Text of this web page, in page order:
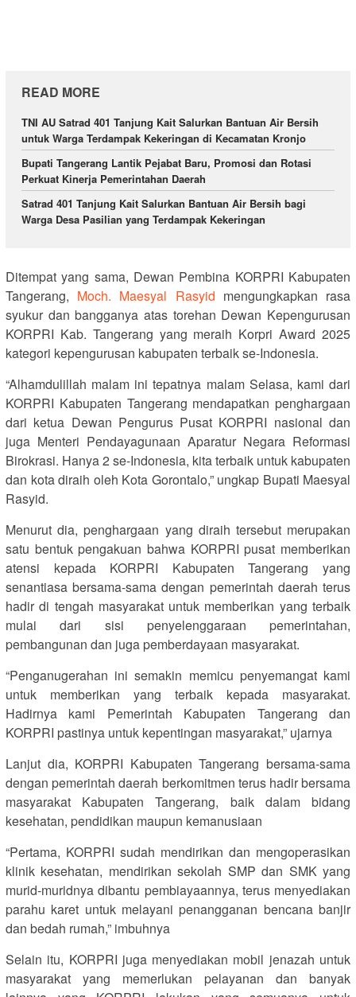
READ MORE
TNI AU Satrad 401 Tanjung Kait Salurkan Bantuan Air Bersih
untuk Warga Terdampak Kekeringan di Kecamatan Kronjo
Bupati Tangerang Lantik Pejabat Baru, Promosi dan Rotasi
Perkuat Kinerja Pemerintahan Daerah
Satrad 401 Tanjung Kait Salurkan Bantuan Air Bersih bagi
Warga Desa Pasilian yang Terdampak Kekeringan
Ditempat yang sama, Dewan Pembina KORPRI Kabupaten
Tangerang, Moch. Maesyal Rasyid mengungkapkan rasa
syukur dan bangganya atas torehan Dewan Kepengurusan
KORPRI Kab. Tangerang yang meraih Korpri Award 2025
kategori kepengurusan kabupaten terbaik se-Indonesia.
“Alhamdulillah malam ini tepatnya malam Selasa, kami dari
KORPRI Kabupaten Tangerang mendapatkan penghargaan
dari ketua Dewan Pengurus Pusat KORPRI nasional dan
juga Menteri Pendayagunaan Aparatur Negara Reformasi
Birokrasi. Hanya 2 se-Indonesia, kita terbaik untuk kabupaten
dan kota diraih oleh Kota Gorontalo,” ungkap Bupati Maesyal
Rasyid.
Menurut dia, penghargaan yang diraih tersebut merupakan
satu bentuk pengakuan bahwa KORPRI pusat memberikan
atensi kepada KORPRI Kabupaten Tangerang yang
senantiasa bersama-sama dengan pemerintah daerah terus
hadir di tengah masyarakat untuk memberikan yang terbaik
mulai dari sisi penyelenggaraan pemerintahan,
pembangunan dan juga pemberdayaan masyarakat.
“Penganugerahan ini semakin memicu penyemangat kami
untuk memberikan yang terbaik kepada masyarakat.
Hadirnya kami Pemerintah Kabupaten Tangerang dan
KORPRI pastinya untuk kepentingan masyarakat,” ujarnya
Lanjut dia, KORPRI Kabupaten Tangerang bersama-sama
dengan pemerintah daerah berkomitmen terus hadir bersama
masyarakat Kabupaten Tangerang, baik dalam bidang
kesehatan, pendidikan maupun kemanusiaan
“Pertama, KORPRI sudah mendirikan dan mengoperasikan
klinik kesehatan, mendirikan sekolah SMP dan SMK yang
murid-muridnya dibantu pembiayaannya, terus menyediakan
parahu karet untuk melayani penangganan bencana banjir
dan bedah rumah,” imbuhnya
Selain itu, KORPRI juga menyediakan mobil jenazah untuk
masyarakat yang memerlukan pelayanan dan banyak